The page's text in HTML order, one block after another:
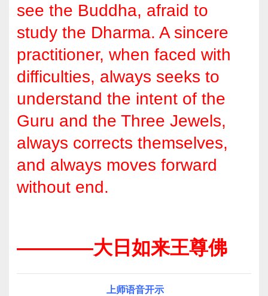
see the Buddha, afraid to
study the Dharma. A sincere
practitioner, when faced with
difficulties, always seeks to
understand the intent of the
Guru and the Three Jewels,
always corrects themselves,
and always moves forward
without end.
————大日如来王尊佛
上师语音开示